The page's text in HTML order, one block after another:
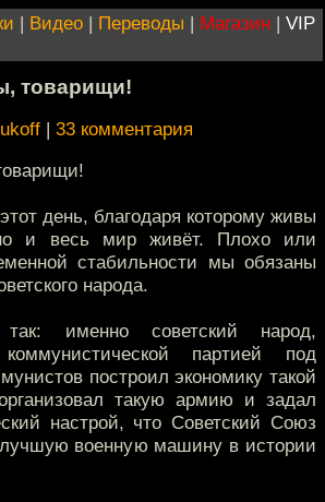
| Видео | Переводы | Магазин | VIP
товарищи!
| 33 комментария
день, благодаря которому живы
и весь мир живёт. Плохо или
стабильности мы обязаны
народа.
именно советский народ,
коммунистической партией под
построил экономику такой
такую армию и задал
настрой, что Советский Союз
военную машину в истории